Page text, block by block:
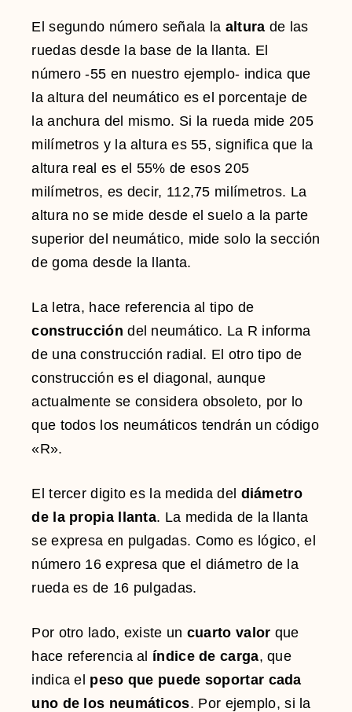
El segundo número señala la altura de las
ruedas desde la base de la llanta. El
número -55 en nuestro ejemplo- indica que
la altura del neumático es el porcentaje de
la anchura del mismo. Si la rueda mide 205
milímetros y la altura es 55, significa que la
altura real es el 55% de esos 205
milímetros, es decir, 112,75 milímetros. La
altura no se mide desde el suelo a la parte
superior del neumático, mide solo la sección
de goma desde la llanta.
La letra, hace referencia al tipo de
construccióndel neumático. La R informa
de una construcción radial. El otro tipo de
construcción es el diagonal, aunque
actualmente se considera obsoleto, por lo
que todos los neumáticos tendrán un código
«R».
El tercer digito es la medida del diámetro
de la propia llanta. La medida de la llanta
se expresa en pulgadas. Como es lógico, el
número 16 expresa que el diámetro de la
rueda es de 16 pulgadas.
Por otro lado, existe un cuarto valor que
hace referencia al índice de carga, que
indica el peso que puede soportar cada
uno de los neumáticos. Por ejemplo, si la